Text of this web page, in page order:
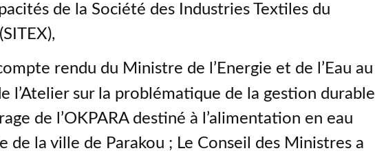
de la Société des Industries Textiles du
rendu du Ministre de l’Energie et de l’Eau au
l’Atelier sur la problématique de la gestion durable
de l’OKPARA destiné à l’alimentation en eau
de la ville de Parakou ; Le Conseil des Ministres a